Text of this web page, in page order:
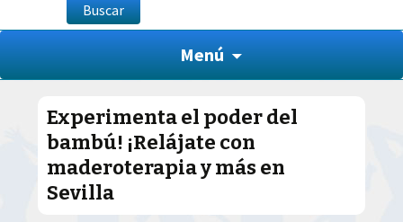
Buscar
Menú
Experimenta el poder del
bambú! ¡Relájate con
maderoterapia y más en
Sevilla